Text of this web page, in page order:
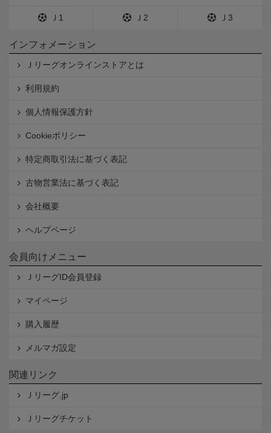
Ｊ1 Ｊ2 Ｊ3
インフォメーション
Ｊリーグオンラインストアとは
利用規約
個人情報保護方針
Cookieポリシー
特定商取引法に基づく表記
古物営業法に基づく表記
会社概要
ヘルプページ
会員向けメニュー
ＪリーグID会員登録
マイページ
購入履歴
メルマガ設定
関連リンク
Ｊリーグ.jp
Ｊリーグチケット